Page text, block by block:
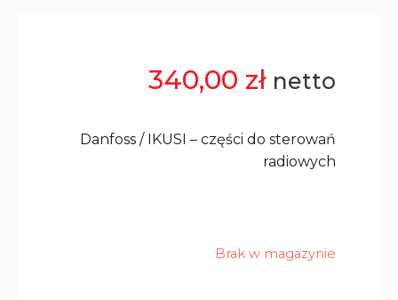
340,00 zł netto
Danfoss / IKUSI – części do sterowań
radiowych
Brak w magazynie